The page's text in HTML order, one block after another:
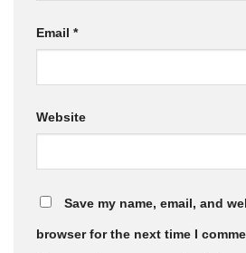
Email *
Website
Save my name, email, and
browser for the next time I